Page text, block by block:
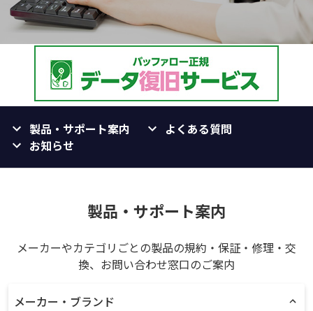
製品・サポート案内
よくある質問
お知らせ
製品・サポート案内
メーカーやカテゴリごとの製品の規約・保証・修理・交
換、お問い合わせ窓口のご案内
メーカー・ブランド